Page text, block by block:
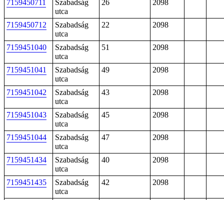
7159450711
Szabadság
utca
26 2098
7159450712
Szabadság
utca
22 2098
7159451040
Szabadság
utca
51 2098
7159451041
Szabadság
utca
49 2098
7159451042
Szabadság
utca
43 2098
7159451043
Szabadság
utca
45 2098
7159451044
Szabadság
utca
47 2098
7159451434
Szabadság
utca
40 2098
7159451435
Szabadság
utca
42 2098